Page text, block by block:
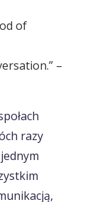
of
–
razy